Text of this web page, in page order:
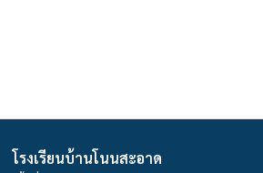
โรงเรียนบ้านโนนสะอาด